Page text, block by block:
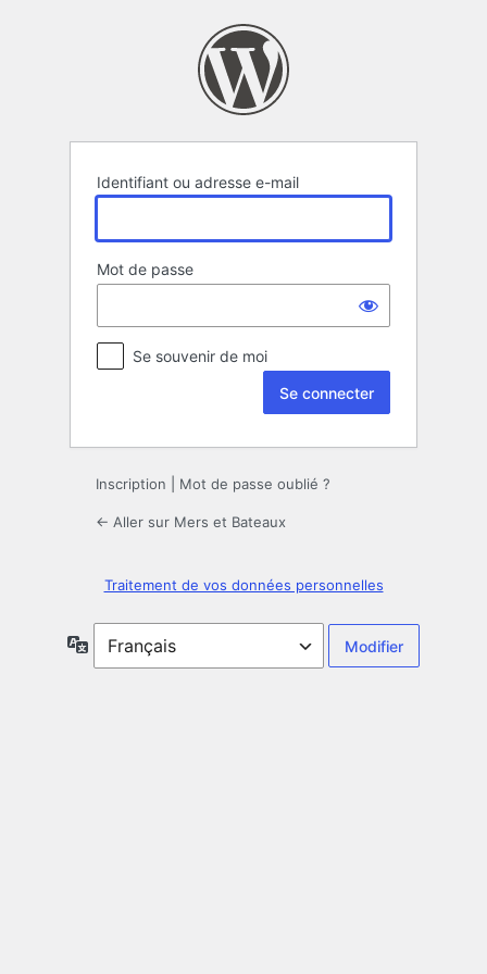
Identifiant ou adresse e-mail
Mot de passe
Se souvenir de moi
Inscription Mot de passe oublié ?
← Aller sur Mers et Bateaux
Traitement de vos données personnelles
Langue